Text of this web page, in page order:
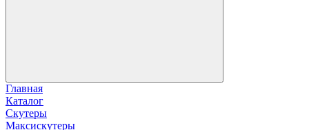
Главная
Каталог
Скутеры
Максискутеры